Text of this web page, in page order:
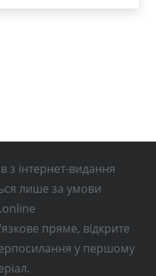
з інтернет-видання
лише за умови
пряме, відкрите
у першому